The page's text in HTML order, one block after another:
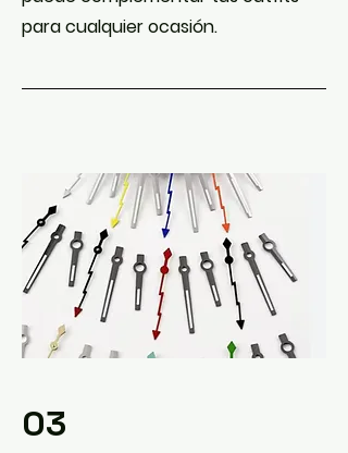
para cualquier ocasión.
03